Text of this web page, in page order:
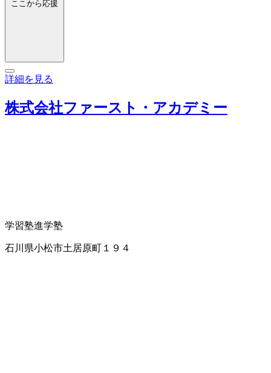
ここから応援
詳細を見る
株式会社ファースト・アカデミー
学習塾進学塾
石川県小松市土居原町１９４